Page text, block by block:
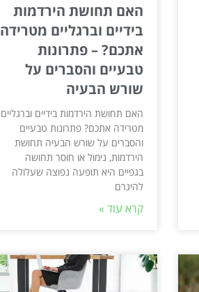
האם תחושת הירדמות
בידיים וברגליים מטרידה
אתכם? – פתרונות
טבעיים והסברים על
שורש הבעיה
האם תחושת הירדמות בידיים וברגליים
מטרידה אתכם? פתרונות טבעיים
והסברים על שורש הבעיה תחושת
הירדמות, נימול או חוסר תחושה
בגפיים היא תופעה נפוצה שעלולה
להיגרם
קרא עוד »